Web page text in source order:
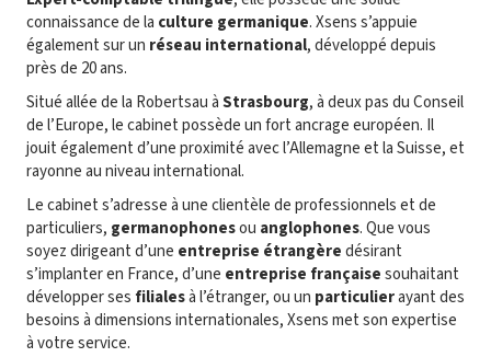
connaissance de la culture germanique. Xsens s’appuie
également sur un réseau international, développé depuis
près de 20 ans.
Situé allée de la Robertsau àStrasbourg, à deux pas du Conseil
de l’Europe, le cabinet possède un fort ancrage européen. Il
jouit également d’une proximité avec l’Allemagne et la Suisse, et
rayonne au niveau international.
Le cabinet s’adresse à une clientèle de professionnels et de
particuliers, germanophonesou anglophones. Que vous
soyez dirigeant d’une entreprise étrangèredésirant
s’implanter en France, d’une entreprise françaisesouhaitant
développer ses filialesà l’étranger, ou un particulierayant des
besoins à dimensions internationales, Xsens met son expertise
à votre service.